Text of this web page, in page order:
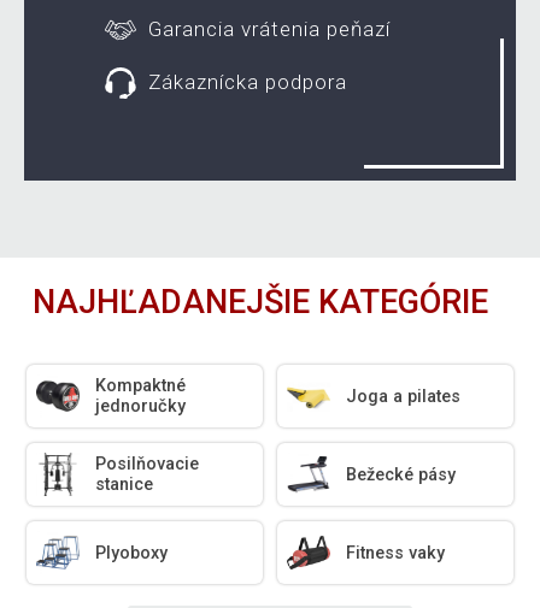
Garancia vrátenia peňazí
Zákaznícka podpora
NAJHĽADANEJŠIE KATEGÓRIE
Kompaktné
jednoručky
Joga a pilates
Posilňovacie
stanice
Bežecké pásy
Plyoboxy Fitness vaky